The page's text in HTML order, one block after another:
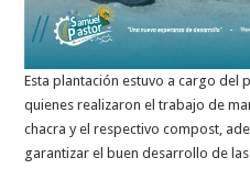
Esta plantación estuvo a cargo del
quienes realizaron el trabajo de
chacra y el respectivo compost,
garantizar el buen desarrollo de